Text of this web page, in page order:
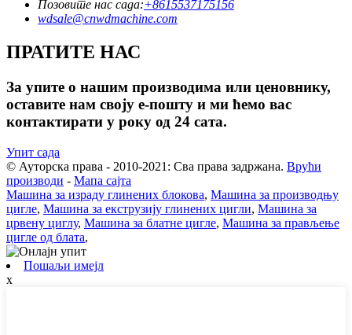
Позовите нас сада:+8615537175156
wdsale@cnwdmachine.com
ПРАТИТЕ НАС
За упите о нашим производима или ценовнику,
оставите нам своју е-пошту и ми ћемо вас
контактирати у року од 24 сата.
Упит сада
© Ауторска права - 2010-2021: Сва права задржана. Врући
производи - Мапа сајта
Машина за израду глинених блокова, Машина за производњу
цигле, Машина за екструзију глинених цигли, Машина за
црвену циглу, Машина за блатне цигле, Машина за прављење
цигле од блата,
Пошаљи имејл
x